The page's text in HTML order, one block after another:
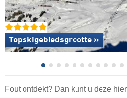
Topskigebiedsgrootte »
Fout ontdekt? Dan kunt u deze hier